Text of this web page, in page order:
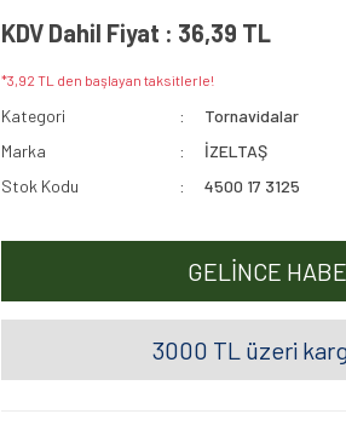
KDV Dahil Fiyat : 36,39 TL
*3,92 TL den başlayan taksitlerle!
Kategori
Tornavidalar
Marka
İZELTAŞ
Stok Kodu
4500 17 3125
GELİNCE
3000 TL üzeri